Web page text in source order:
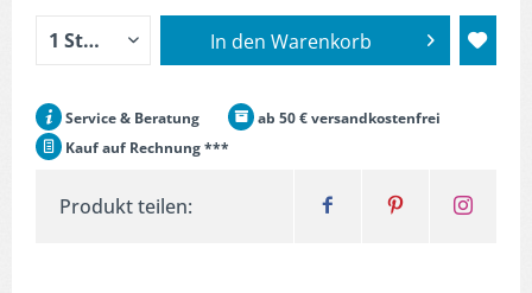
In den Warenkorb
Service & Beratung
ab 50 € versandkostenfrei
Kauf auf Rechnung ***
Produkt teilen: